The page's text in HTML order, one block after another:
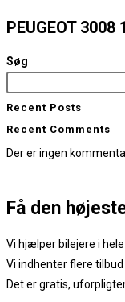
PEUGEOT 3008
Søg
Recent Posts
Recent Comments
Der er ingen
Få den
Vi hjælper bilejere i
Vi indhenter flere
Det er gratis,